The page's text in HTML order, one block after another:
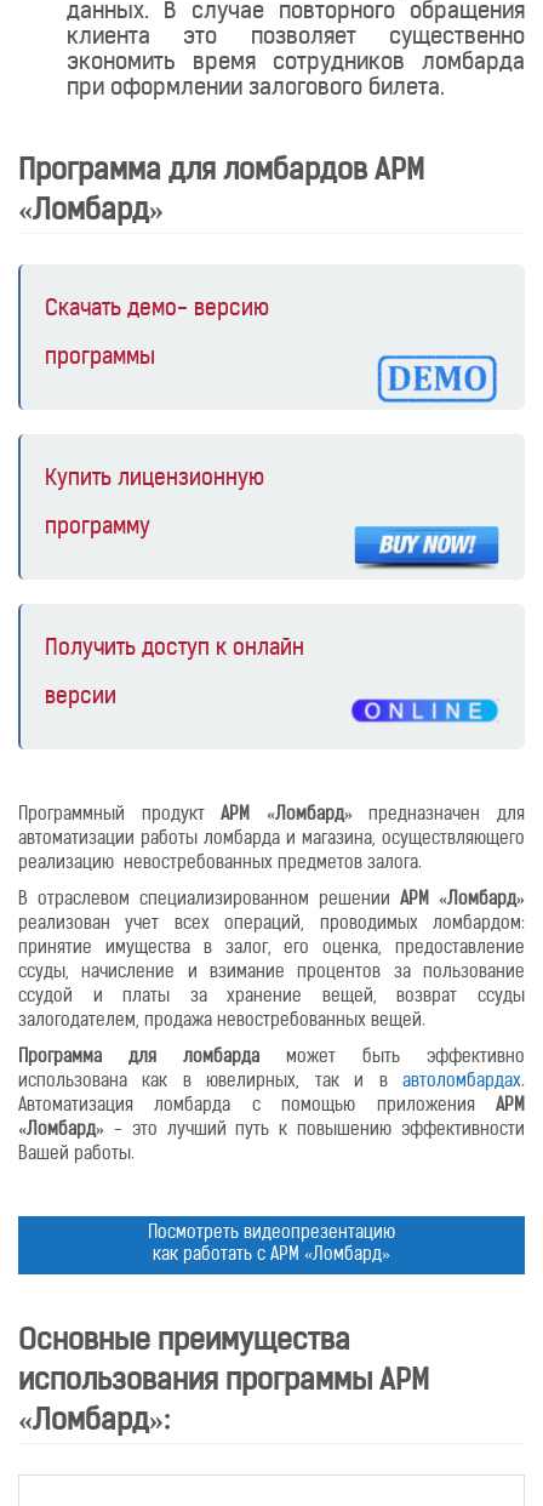
данных. В случае повторного обращения
клиента это позволяет существенно
экономить время сотрудников ломбарда
при оформлении залогового билета.
Программа для ломбардов АРМ
«Ломбард»
Скачать демо- версию
программы
Купить лицензионную
программу
Получить доступ к онлайн
версии
Программный продуктАРМ «Ломбард»предназначен для
автоматизации работы ломбарда и магазина, осуществляющего
реализацию невостребованных предметов залога.
В отраслевом специализированном решении АРМ «Ломбард»
реализован учет всех операций, проводимых ломбардом:
принятие имущества в залог, его оценка, предоставление
ссуды, начисление и взимание процентов за пользование
ссудой и платы за хранение вещей, возврат ссуды
залогодателем, продажа невостребованных вещей.
Программа для ломбарда может быть эффективно
использована как в ювелирных, так и в автоломбардах.
Автоматизация ломбарда с помощью приложения АРМ
«Ломбард» - это лучший путь к повышению эффективности
Вашей работы.
Посмотреть видеопрезентацию
как работать с АРМ «Ломбард»
Основные преимущества
использования программы АРМ
«Ломбард»: